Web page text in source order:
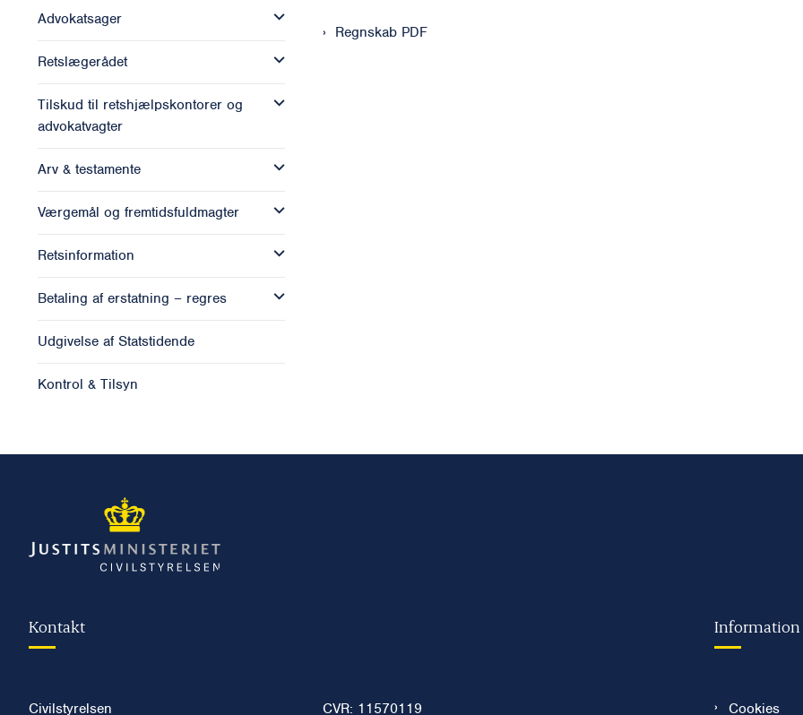
Advokatsager
Retslægerådet
Tilskud til retshjælpskontorer og
advokatvagter
Arv & testamente
Værgemål og fremtidsfuldmagter
Retsinformation
Betaling af erstatning – regres
Udgivelse af Statstidende
Kontrol & Tilsyn
Regnskab PDF
Kontakt
Civilstyrelsen CVR: 11570119
Information
Cookies